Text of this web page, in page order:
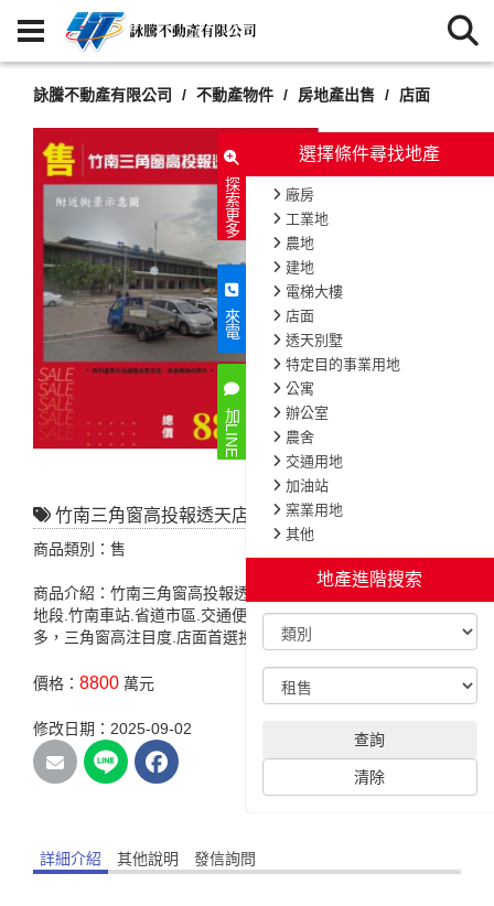
選擇條件尋找地產
廠房
工業地
農地
建地
電梯大樓
店面
透天別墅
特定目的事業用地
公寓
辦公室
農舍
交通用地
加油站
窯業用地
其他
地產進階搜索
查詢
清除
探索更多
來電
加LINE
詠騰不動產有限公司 不動產物件 房地產出售 店面
竹南三角窗高投報透天店面+套房
商品類別：售
商品介紹：竹南三角窗高投報透天店面+套房，特色說明:黃金
地段.竹南車站.省道市區.交通便利，生活機能極佳.鬧區人潮眾
多，三角窗高注目度.店面首選投資自用皆宜。
價格： 8800 萬元
修改日期：2025-09-02
詳細介紹 其他說明 發信詢問